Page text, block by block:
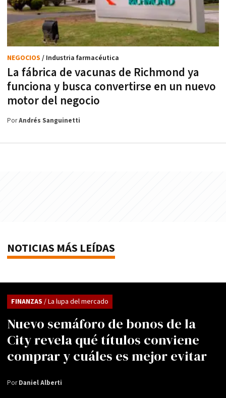
La fábrica de vacunas de Richmond ya
funciona y busca convertirse en un nuevo
motor del negocio
NEGOCIOS / Industria farmacéutica
PorAndrés Sanguinetti
NOTICIAS MÁS LEÍDAS
Nuevo semáforo de bonos de la
City revela qué títulos conviene
comprar y cuáles es mejor evitar
FINANZAS / La lupa del mercado
PorDaniel Alberti